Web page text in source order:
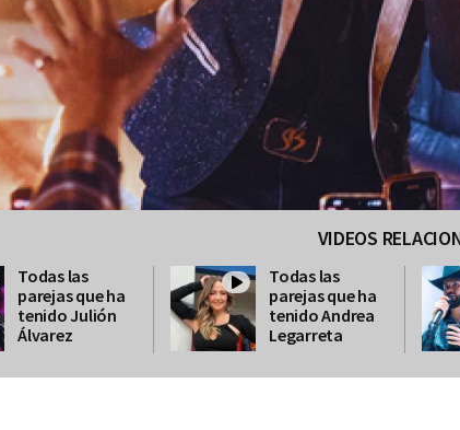
VIDEOS
Todas las
parejas que ha
tenido Julión
Álvarez
Todas las
parejas que ha
tenido Andrea
Legarreta